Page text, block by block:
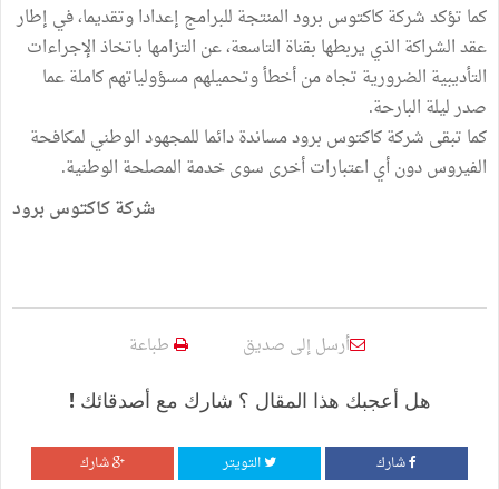
كما تؤكد شركة كاكتوس برود المنتجة للبرامج إعدادا وتقديما، في إطار
عقد الشراكة الذي يربطها بقناة التاسعة، عن التزامها باتخاذ الإجراءات
التأديبية الضرورية تجاه من أخطأ وتحميلهم مسؤولياتهم كاملة عما
صدر ليلة البارحة.
كما تبقى شركة كاكتوس برود مساندة دائما للمجهود الوطني لمكافحة
الفيروس دون أي اعتبارات أخرى سوى خدمة المصلحة الوطنية.
شركة كاكتوس برود
أرسل إلى صديق طباعة
هل أعجبك هذا المقال ؟ شارك مع أصدقائك !
شارك التويتر شارك